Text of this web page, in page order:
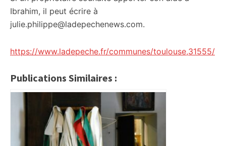
Ibrahim, il peut écrire à
julie.philippe@ladepechenews.com.
https://www.ladepeche.fr/communes/toulouse,31555/
Publications Similaires :